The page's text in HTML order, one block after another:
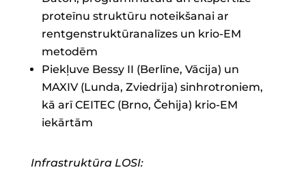
proteīnu struktūru noteikšanai ar
rentgenstruktūranalīzes un krio-EM
metodēm
Piekļuve Bessy II (Berlīne, Vācija) un
MAXIV (Lunda, Zviedrija) sinhrotroniem,
kā arī CEITEC (Brno, Čehija) krio-EM
iekārtām
Infrastruktūra LOSI: